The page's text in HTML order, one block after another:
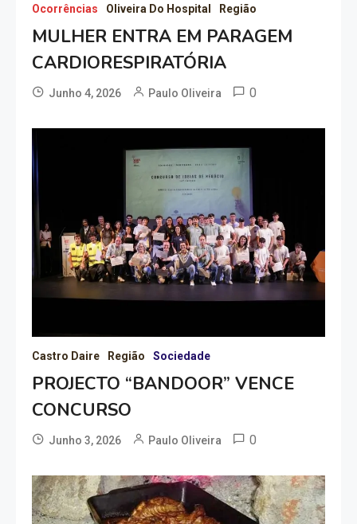
Ocorrências Oliveira Do Hospital Região
MULHER ENTRA EM PARAGEM
CARDIORESPIRATÓRIA
Junho 4, 2026 Paulo Oliveira 0
Castro Daire Região Sociedade
PROJECTO “BANDOOR” VENCE
CONCURSO
Junho 3, 2026 Paulo Oliveira 0